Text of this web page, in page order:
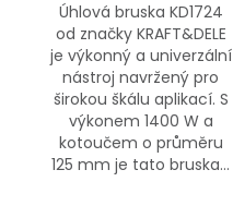
Úhlová bruska KD1724
od značky KRAFT&DELE
je výkonný a univerzální
nástroj navržený pro
širokou škálu aplikací. S
výkonem 1400 W a
kotoučem o průměru
125 mm je tato bruska...